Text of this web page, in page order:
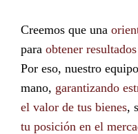
Creemos que una
para obtener
Por eso, nuestro
mano, garantizando
el valor de tus bienes,
tu posición en el